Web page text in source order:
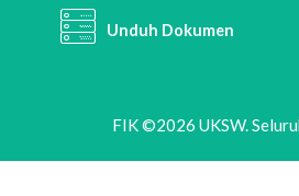
Unduh Dokumen
FIK ©2026 UKSW.